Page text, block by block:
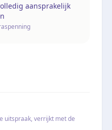
aansprakelijk
uitspraak, verrijkt met de